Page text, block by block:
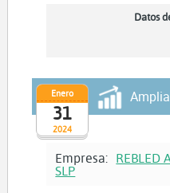
Datos
2024
Enero
31
Empresa: REBLED
SLP